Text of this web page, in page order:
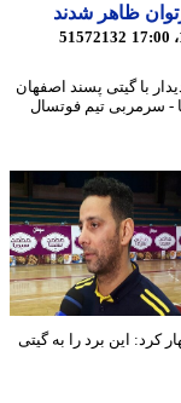
ظاهر شدند
51572132
گیتی پسند اصفهان
تیم فوتسال
این برد را به گیتی